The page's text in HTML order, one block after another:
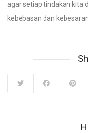
agar setiap tindakan kita
kebebasan dan